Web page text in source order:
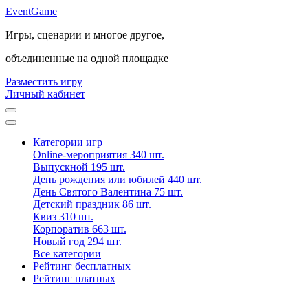
EventGame
Игры, сценарии и многое другое,
объединенные на одной площадке
Разместить игру
Личный кабинет
Категории игр
Online-мероприятия 340 шт.
Выпускной 195 шт.
День рождения или юбилей 440 шт.
День Святого Валентина 75 шт.
Детский праздник 86 шт.
Квиз 310 шт.
Корпоратив 663 шт.
Новый год 294 шт.
Все категории
Рейтинг бесплатных
Рейтинг платных